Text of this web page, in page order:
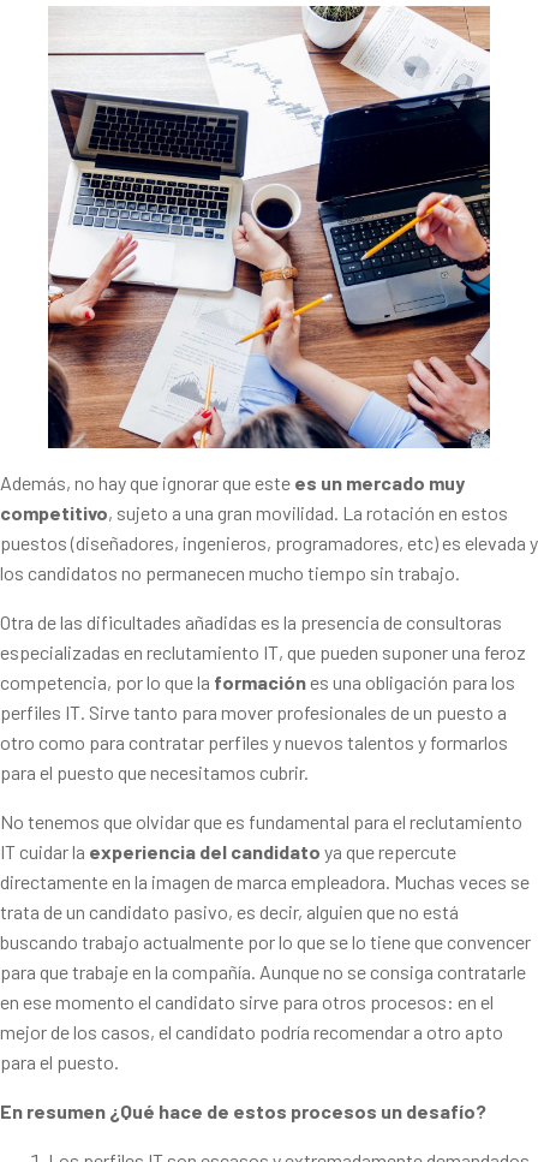
Además, no hay que ignorar que este es un mercado muy
competitivo, sujeto a una gran movilidad. La rotación en estos
puestos (diseñadores, ingenieros, programadores, etc) es elevada y
los candidatos no permanecen mucho tiempo sin trabajo.
Otra de las dificultades añadidas es la presencia de consultoras
especializadas en reclutamiento IT, que pueden suponer una feroz
competencia, por lo que la formaciónes una obligación para los
perfiles IT. Sirve tanto para mover profesionales de un puesto a
otro como para contratar perfiles y nuevos talentos y formarlos
para el puesto que necesitamos cubrir.
No tenemos que olvidar que es fundamental para el reclutamiento
IT cuidar la experiencia del candidato ya que repercute
directamente en la imagen de marca empleadora. Muchas veces se
trata de un candidato pasivo, es decir, alguien que no está
buscando trabajo actualmente por lo que se lo tiene que convencer
para que trabaje en la compañía. Aunque no se consiga contratarle
en ese momento el candidato sirve para otros procesos: en el
mejor de los casos, el candidato podría recomendar a otro apto
para el puesto.
En resumen ¿Qué hace de estos procesos un desafío?